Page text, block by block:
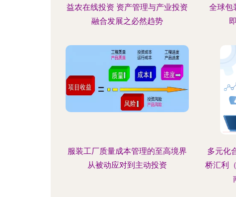
益农在线投资 资产管理与产业投资
融合发展之必然趋势
全球包
服装工厂质量成本管理的至高境界
从被动应对到主动投资
多元化
桥汇利